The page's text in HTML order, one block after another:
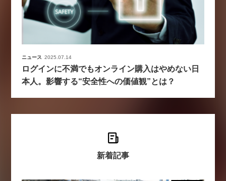
ニュース 2025.07.14
ログインに不満でもオンライン購入はやめない日
本人。影響する“安全性への価値観”とは？
新着記事